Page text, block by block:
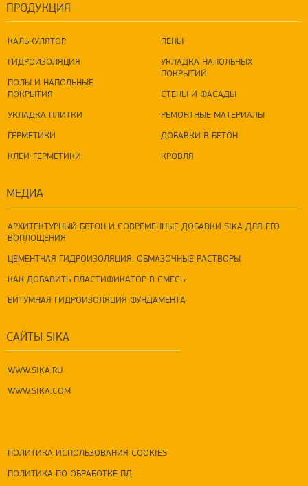
ПРОДУКЦИЯ
КАЛЬКУЛЯТОР
ГИДРОИЗОЛЯЦИЯ
ПОЛЫ И НАПОЛЬНЫЕ
ПОКРЫТИЯ
УКЛАДКА ПЛИТКИ
ГЕРМЕТИКИ
КЛЕИ-ГЕРМЕТИКИ
ПЕНЫ
УКЛАДКА НАПОЛЬНЫХ
ПОКРЫТИЙ
СТЕНЫ И ФАСАДЫ
РЕМОНТНЫЕ МАТЕРИАЛЫ
ДОБАВКИ В БЕТОН
КРОВЛЯ
МЕДИА
АРХИТЕКТУРНЫЙ БЕТОН И СОВРЕМЕННЫЕ ДОБАВКИ SIKA ДЛЯ ЕГО
ВОПЛОЩЕНИЯ
ЦЕМЕНТНАЯ ГИДРОИЗОЛЯЦИЯ. ОБМАЗОЧНЫЕ РАСТВОРЫ
КАК ДОБАВИТЬ ПЛАСТИФИКАТОР В СМЕСЬ
БИТУМНАЯ ГИДРОИЗОЛЯЦИЯ ФУНДАМЕНТА
САЙТЫ SIKA
WWW.SIKA.RU
WWW.SIKA.COM
ПОЛИТИКА ИСПОЛЬЗОВАНИЯ COOKIES
ПОЛИТИКА ПО ОБРАБОТКЕ ПД